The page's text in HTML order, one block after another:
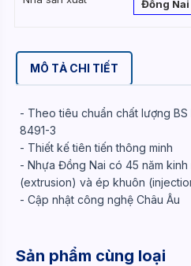
Đồng Nai
MÔ TẢ CHI TIẾT
- Theo tiêu chuẩn chất lượng BS
8491-3
- Thiết kế tiên tiến thông minh
- Nhựa Đồng Nai có 45 năm
(extrusion) và ép khuôn
- Cập nhật công nghệ Châu Âu
Sản phẩm cùng loại